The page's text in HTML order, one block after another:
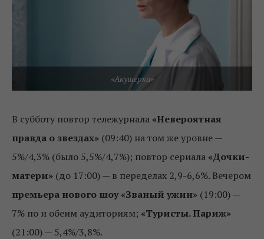
«Акушерка»
В субботу повтор тележурнала «Невероятная
правда о звездах» (09:40) на том же уровне —
5%/4,3% (было 5,5%/4,7%); повтор сериала «Дочки-
матери» (до 17:00) — в переделах 2,9-6,6%. Вечером
премьера нового шоу «Званый ужин» (19:00) —
7% по и обеим аудиториям; «Туристы. Париж»
(21:00) — 5,4%/3,8%.